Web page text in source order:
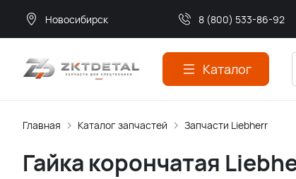
Новосибирск 8 (800) 533-86-92
Каталог
Главная Каталог запчастей Запчасти Liebherr
Гайка корончатая